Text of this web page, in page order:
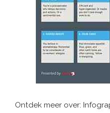
Ontdek meer over: